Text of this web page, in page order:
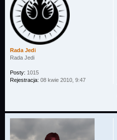
Rada Jedi
Rada Jedi
Posty: 1015
Rejestracja: 08 kwie 2010, 9:47